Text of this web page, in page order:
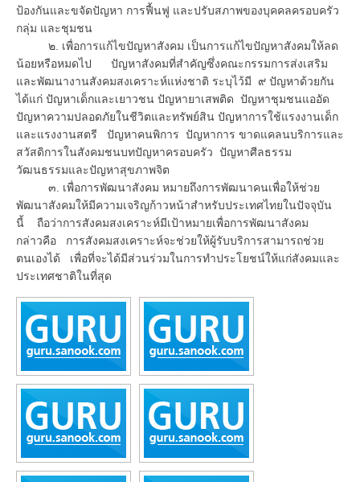
ป้องกันและขจัดปัญหา การฟื้นฟู และปรับสภาพของบุคคลครอบครัว
กลุ่ม และชุมชน
๒. เพื่อการแก้ไขปัญหาสังคม เป็นการแก้ไขปัญหาสังคมให้ลด
น้อยหรือหมดไป ปัญหาสังคมที่สำคัญซึ่งคณะกรรมการส่งเสริม
และพัฒนางานสังคมสงเคราะห์แห่งชาติ ระบุไว้มี ๙ ปัญหาด้วยกัน
ได้แก่ ปัญหาเด็กและเยาวชน ปัญหายาเสพติด ปัญหาชุมชนแออัด
ปัญหาความปลอดภัยในชีวิตและทรัพย์สิน ปัญหาการใช้แรงงานเด็ก
และแรงงานสตรี ปัญหาคนพิการ ปัญหาการ ขาดแคลนบริการและ
สวัสดิการในสังคมชนบทปัญหาครอบครัว ปัญหาศีลธรรม
วัฒนธรรมและปัญหาสุขภาพจิต
๓. เพื่อการพัฒนาสังคม หมายถึงการพัฒนาคนเพื่อให้ช่วย
พัฒนาสังคมให้มีความเจริญก้าวหน้าสำหรับประเทศไทยในปัจจุบัน
นี้ ถือว่าการสังคมสงเคราะห์มีเป้าหมายเพื่อการพัฒนาสังคม
กล่าวคือ การสังคมสงเคราะห์จะช่วยให้ผู้รับบริการสามารถช่วย
ตนเองได้ เพื่อที่จะได้มีส่วนร่วมในการทำประโยชน์ให้แก่สังคมและ
ประเทศชาติในที่สุด